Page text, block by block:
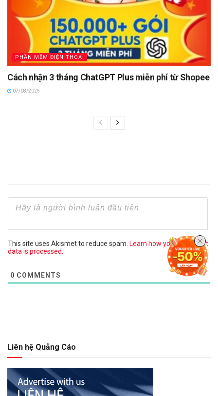
PHẦN MỀM ĐIỆN THOẠI
Cách nhận 3 tháng ChatGPT Plus miễn phí từ Shopee
07/08/2025
This site uses Akismet to reduce spam. Learn how your comment
data is processed.
0 COMMENTS
Liên hệ Quảng Cáo